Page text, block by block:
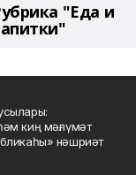
"Еда и
киң мәғлүмәт
нәшриәт